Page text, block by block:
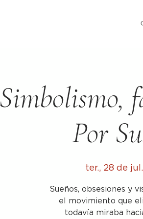
Simbolismo,
Por
ter., 28 de jul.
Sueños, obsesiones y
el movimiento que
todavía miraba